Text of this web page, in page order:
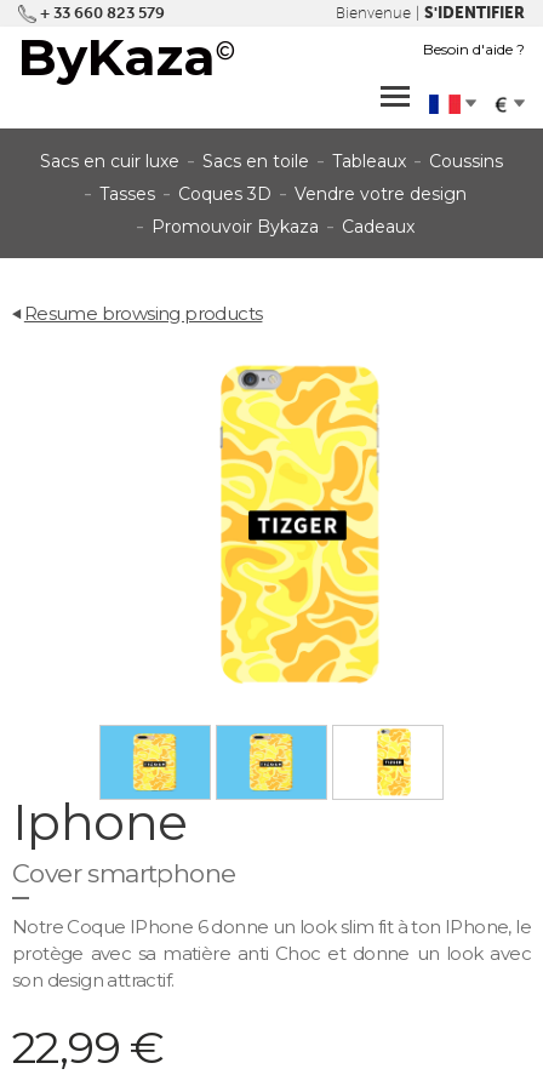
+ 33 660 823 579 Bienvenue | S'IDENTIFIER
ByKaza© Besoin d'aide ?
dropdown
dropdown
Sacs en cuir luxe Sacs en toile Tableaux
Coussins
Tasses
Coques 3D
Vendre votre design
Promouvoir Bykaza
Cadeaux
back Resume browsing products
Iphone
Cover smartphone
Notre Coque IPhone 6 donne un look slim fit à ton IPhone, le
protège avec sa matière anti Choc et donne un look avec
son design attractif.
22,99 €